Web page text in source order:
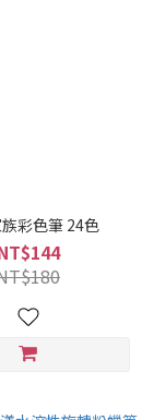
彩色筆 24色